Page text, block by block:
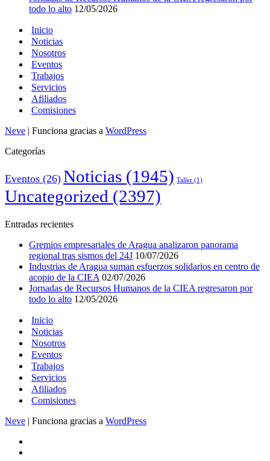
todo lo alto 12/05/2026
Inicio
Noticias
Nosotros
Eventos
Trabajos
Servicios
Afiliados
Comisiones
Neve | Funciona gracias a WordPress
Categorías
Eventos (26) Noticias (1945) Taller (1)
Uncategorized (2397)
Entradas recientes
Gremios empresariales de Aragua analizaron panorama
regional tras sismos del 24J 10/07/2026
Industrias de Aragua suman esfuerzos solidarios en centro de
acopio de la CIEA 02/07/2026
Jornadas de Recursos Humanos de la CIEA regresaron por
todo lo alto 12/05/2026
Inicio
Noticias
Nosotros
Eventos
Trabajos
Servicios
Afiliados
Comisiones
Neve | Funciona gracias a WordPress